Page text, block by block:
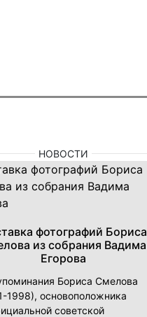
НОВОСТИ
фотографий Бориса
из собрания Вадима
Егорова
Бориса Смелова
1998), основоположника
советской